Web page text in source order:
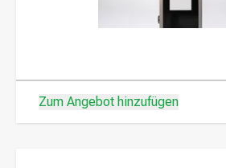
Zum Angebot hinzufügen